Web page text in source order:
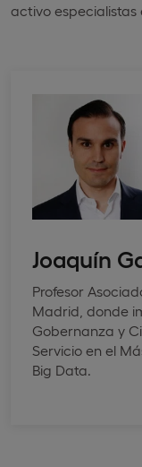
activo especialistas
Joaquín
Profesor
Madrid, donde
Gobernanza y
Servicio en el
Big Data.